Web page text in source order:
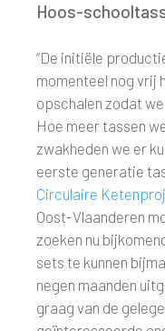
Hoos-
“De initiële
momenteel nog vrij
opschalen zodat
Hoe meer tassen
zwakheden we er
eerste generatie
Circulaire
Oost-Vlaanderen
zoeken nu
sets te kunnen
negen maanden
graag van de